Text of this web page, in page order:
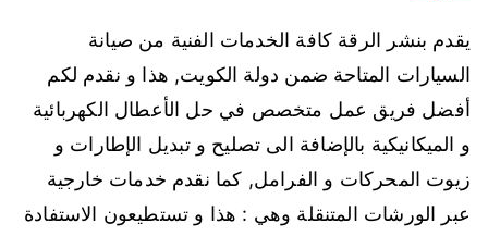
يقدم بنشر الرقة كافة الخدمات الفنية من صيانة
السيارات المتاحة ضمن دولة الكويت, هذا و نقدم لكم
أفضل فريق عمل متخصص في حل الأعطال الكهربائية
و الميكانيكية بالإضافة الى تصليح و تبديل الإطارات و
زيوت المحركات و الفرامل, كما نقدم خدمات خارجية
عبر الورشات المتنقلة وهي : هذا و تستطيعون الاستفادة